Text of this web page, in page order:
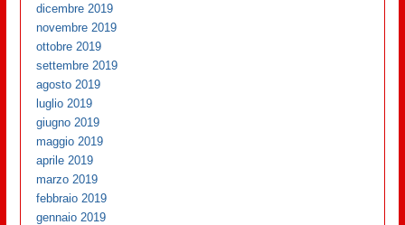
dicembre 2019
novembre 2019
ottobre 2019
settembre 2019
agosto 2019
luglio 2019
giugno 2019
maggio 2019
aprile 2019
marzo 2019
febbraio 2019
gennaio 2019